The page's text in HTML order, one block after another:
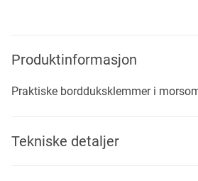
the
beginning
the
gallery
Produktinformasjon
Praktiske bordduksklemmer i
Tekniske detaljer